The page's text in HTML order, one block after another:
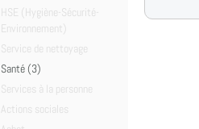
HSE (Hygiène-Sécurité-
Environnement)
Service de nettoyage
Santé (3)
Services à la personne
Actions sociales